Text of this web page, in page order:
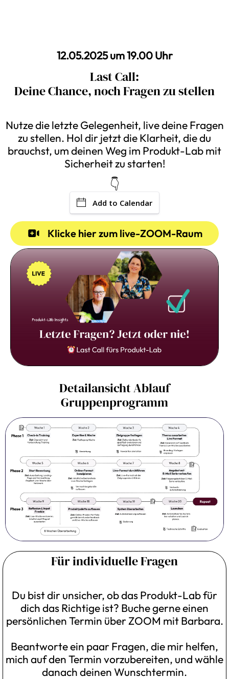
12.05.2025 um 19.00 Uhr
Last Call:
Deine Chance, noch Fragen zu stellen
Nutze die letzte Gelegenheit, live deine Fragen
zu stellen. Hol dir jetzt die Klarheit, die du
brauchst, um deinen Weg im Produkt-Lab mit
Sicherheit zu starten!
👇
Add to Calendar
Klicke hier zum live-ZOOM-Raum
Detailansicht Ablauf
Gruppenprogramm
Für individuelle Fragen
Du bist dir unsicher, ob das Produkt-Lab für
dich das Richtige ist? Buche gerne einen
persönlichen Termin über ZOOM mit Barbara.
Beantworte ein paar Fragen, die mir helfen,
mich auf den Termin vorzubereiten, und wähle
danach deinen Wunschtermin.